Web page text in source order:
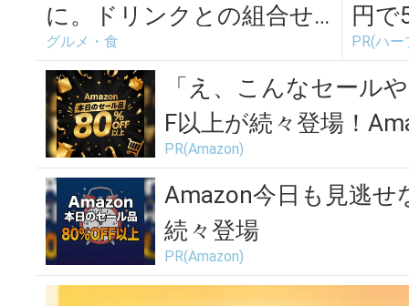
に。ドリンクとの組合せ
で楽しみが広がる「赤池
商店」お取り寄...
グルメ・食
円で
PR(ハ
「え、こんなセール
F以上が続々登場！
PR(Amazon)
Amazon今日も見逃せ
続々登場
PR(Amazon)